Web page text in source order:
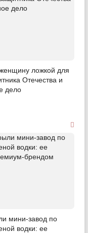
ложкой для
Отечества и
дело
мини-завод по
водки: ее